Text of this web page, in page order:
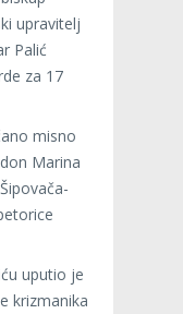
upravitelj
Palić
za 17
misno
Marina
uputio je
krizmanika